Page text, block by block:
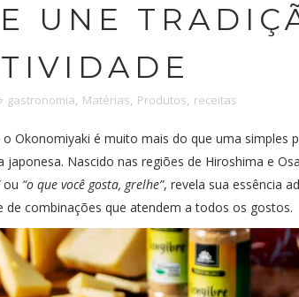
UNE
gastronomia, Matérias, Produtos, receitas
Okonomiyaki é muito mais do que uma simples
Nascido nas regiões de Hiroshima e
ou “o que você gosta, grelhe”, revela sua essência
combinações que atendem a todos os gostos.